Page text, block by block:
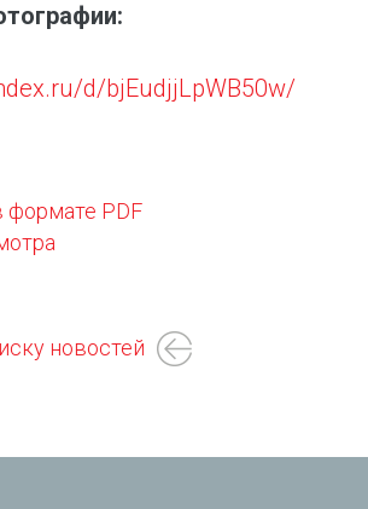
d/bjEudjjLpWB50w/
формате PDF
новостей